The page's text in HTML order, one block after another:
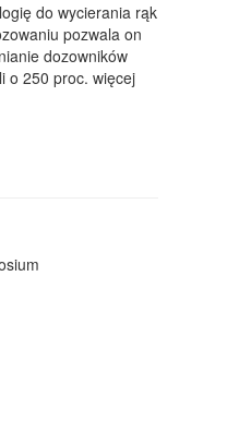
do wycierania rąk
pozwala on
dozowników
o 250 proc. więcej